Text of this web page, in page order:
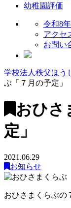
幼稚園評価
令和8
アクセ
お問い
学校法人秩父ほう
ぶ「７月の予定」
おひさ
定」
2021.06.29
お知らせ
おひさまくらぶの